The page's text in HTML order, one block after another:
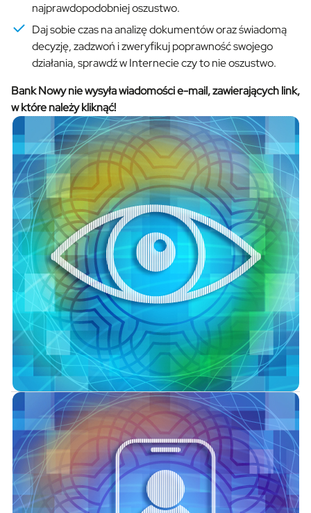
najprawdopodobniej oszustwo.
Daj sobie czas na analizę dokumentów oraz świadomą
decyzję, zadzwoń i zweryfikuj poprawność swojego
działania, sprawdź w Internecie czy to nie oszustwo.
Bank Nowy nie wysyła wiadomości e-mail, zawierających link,
w które należy kliknąć!